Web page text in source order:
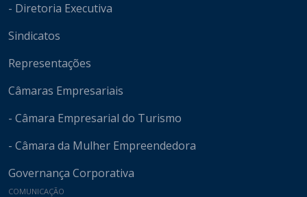
- Diretoria Executiva
Sindicatos
Representações
Câmaras Empresariais
- Câmara Empresarial do Turismo
- Câmara da Mulher Empreendedora
Governança Corporativa
COMUNICAÇÃO